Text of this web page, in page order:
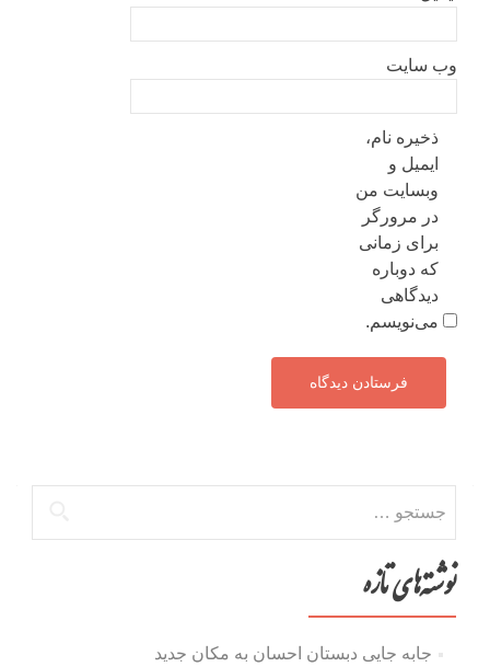
وب‌ سایت
ذخیره نام،
ایمیل و
وبسایت من
در مرورگر
برای زمانی
که دوباره
دیدگاهی
می‌نویسم.
برای:
نوشته‌های تازه
جابه جایی دبستان احسان به مکان جدید